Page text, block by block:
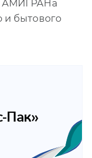
АМИГРАНа
и бытового
Пак»